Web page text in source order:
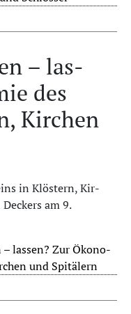
– las­
des
Kir­chen
in Klös­tern, Kir­
am 9.
las­sen? Zur Öko­no­
und Spi­tä­lern